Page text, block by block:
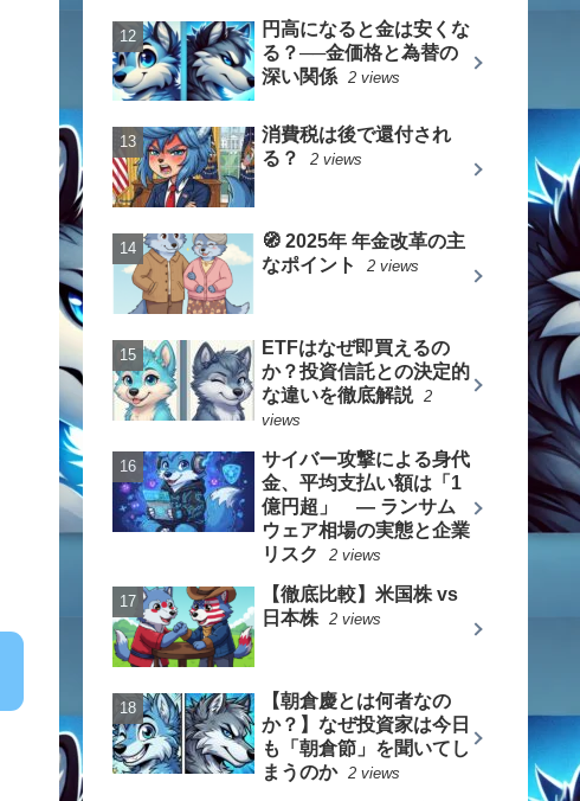
円高になると金は安くな
る？──金価格と為替の
深い関係 2 views
消費税は後で還付され
る？
2 views
🧭 2025年 年金改革の主
なポイント
2 views
ETFはなぜ即買えるの
か？投資信託との決定的
な違いを徹底解説 2
views
サイバー攻撃による身代
金、平均支払い額は「1
億円超」 ― ランサム
ウェア相場の実態と企業
リスク
2 views
【徹底比較】米国株 vs
日本株 2 views
【朝倉慶とは何者なの
か？】なぜ投資家は今日
も「朝倉節」を聞いてし
まうのか 2 views